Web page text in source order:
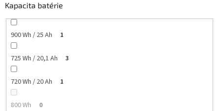
Kapacita batérie
900 Wh / 25 Ah 1
725 Wh / 20,1 Ah 3
720 Wh / 20 Ah 1
800 Wh 0